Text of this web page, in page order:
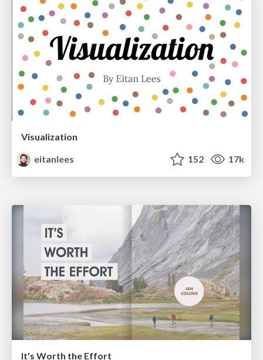
Visualization
eitanlees
152 17k
It's Worth the Effort